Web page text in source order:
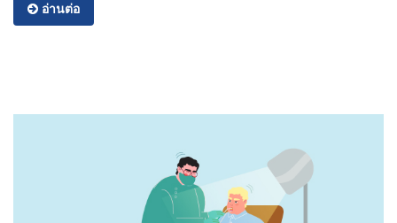
อ่านต่อ